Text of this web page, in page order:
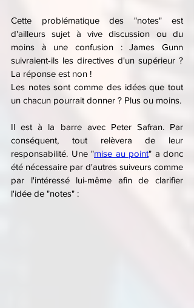
Cette problématique des "notes" est
d'ailleurs sujet à vive discussion ou du
moins à une confusion : James Gunn
suivraient-ils les directives d'un supérieur ?
La réponse est non !
Les notes sont comme des idées que tout
un chacun pourrait donner ? Plus ou moins.
Il est à la barre avec Peter Safran. Par
conséquent, tout relèvera de leur
responsabilité. Une "mise au point" a donc
été nécessaire par d'autres suiveurs comme
par l'intéressé lui-même afin de clarifier
l'idée de "notes" :